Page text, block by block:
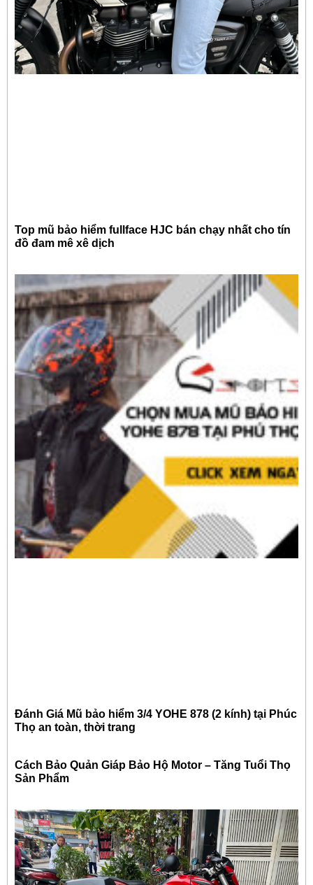
Top mũ bảo hiểm fullface HJC bán chạy nhất cho tín
đồ đam mê xê dịch
Đánh Giá Mũ bảo hiểm 3/4 YOHE 878 (2 kính) tại Phúc
Thọ an toàn, thời trang
Cách Bảo Quản Giáp Bảo Hộ Motor – Tăng Tuổi Thọ
Sản Phẩm